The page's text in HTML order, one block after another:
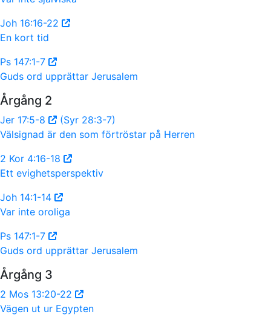
Joh 16:16-22
En kort tid
Ps 147:1-7
Guds ord upprättar Jerusalem
Årgång 2
Jer 17:5-8
(Syr 28:3-7)
Välsignad är den som förtröstar på Herren
2 Kor 4:16-18
Ett evighetsperspektiv
Joh 14:1-14
Var inte oroliga
Ps 147:1-7
Guds ord upprättar Jerusalem
Årgång 3
2 Mos 13:20-22
Vägen ut ur Egypten